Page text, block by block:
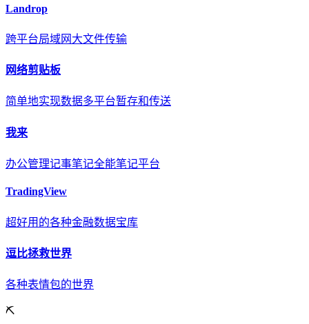
Landrop
跨平台局域网大文件传输
网络剪贴板
简单地实现数据多平台暂存和传送
我来
办公管理记事笔记全能笔记平台
TradingView
超好用的各种金融数据宝库
逗比拯救世界
各种表情包的世界
⛏️